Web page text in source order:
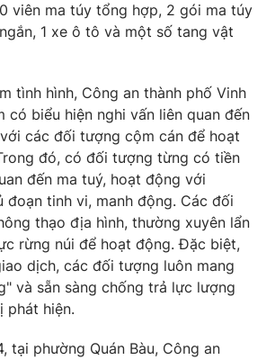
sống
tương lai
viên ma túy tổng hợp, 2 gói ma túy
1 xe ô tô và một số tang vật
tình hình, Công an thành phố Vinh
có biểu hiện nghi vấn liên quan đến
các đối tượng cộm cán để hoạt
đó, có đối tượng từng có tiền
đến ma tuý, hoạt động với
đoạn tinh vi, manh động. Các đối
thạo địa hình, thường xuyên lẩn
rừng núi để hoạt động. Đặc biệt,
dịch, các đối tượng luôn mang
và sẵn sàng chống trả lực lượng
phát hiện.
tại phường Quán Bàu, Công an